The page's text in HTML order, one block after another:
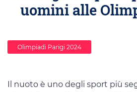
uomini alle
Olimpiadi Parigi 2024
Il nuoto è uno degli sport più